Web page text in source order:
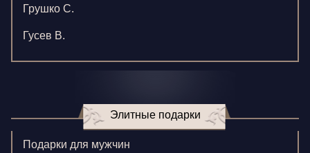
Грушко С.
Гусев В.
Зверева В.
Кормилицына Е.
Корнилова В.
Элитные подарки
Подарки для мужчин